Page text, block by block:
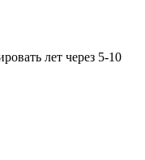
лет через 5-10